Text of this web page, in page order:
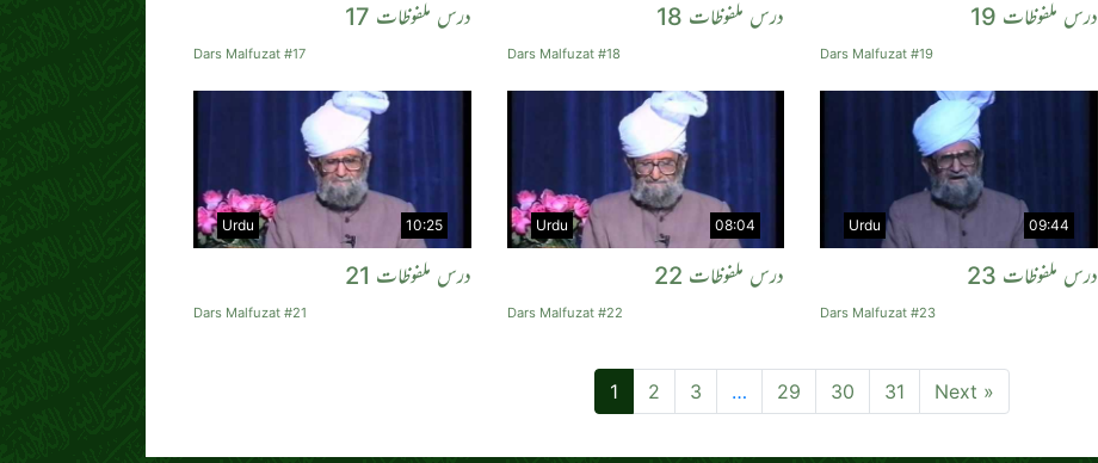
درس ملفوظات 17
Dars Malfuzat #17
درس ملفوظات 18
Dars Malfuzat #18
درس ملفوظات 19
Dars Malfuzat #19
10:25
Urdu
درس ملفوظات 21
Dars Malfuzat #21
08:04
Urdu
درس ملفوظات 22
Dars Malfuzat #22
09:44
Urdu
درس ملفوظات 23
Dars Malfuzat #23
1 2 3 … 29 30 31 Next »